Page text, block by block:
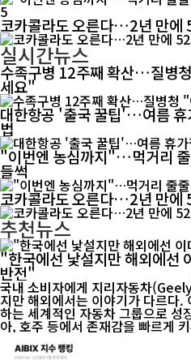
5
코카콜라도 오른다…2년 만에
실시간뉴스
수족구병 12주째 확산…질병
세요"
대한항공 '출국 꿀팁'…여름 휴
법
"이번엔 농심까지"…먹거리 줄
들썩
코카콜라도 오른다…2년 만에
추천뉴스
"한국에선 낯설지만 해외에
반전"
국내 소비자에게 지리자동차
지만 해외에서는 이야기가 다르다
하는 세계적인 자동차 그룹으로 성